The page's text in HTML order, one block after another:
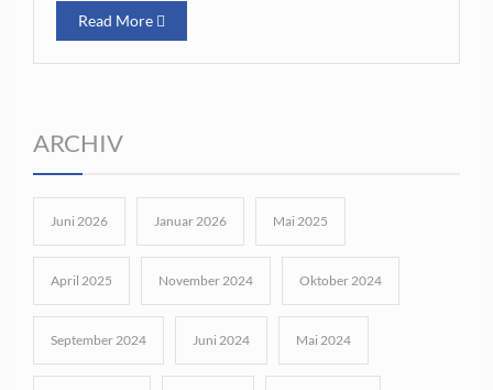
Read More
ARCHIV
Juni 2026 Januar 2026 Mai 2025
April 2025 November 2024 Oktober 2024
September 2024 Juni 2024 Mai 2024